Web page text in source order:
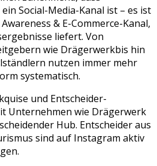
Social-Media-Kanal ist – es ist
& E-Commerce-Kanal,
liefert. Von
wie Drägerwerkbis hin
nutzen immer mehr
systematisch.
und Entscheider-
Unternehmen wie Drägerwerk
Hub. Entscheider aus
sind auf Instagram aktiv